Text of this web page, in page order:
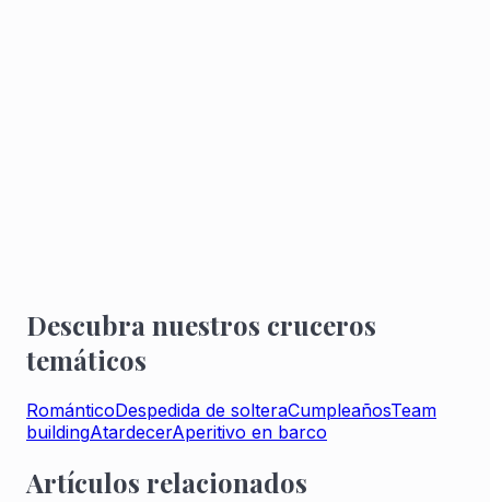
Descubra nuestros cruceros
temáticos
RománticoDespedida de solteraCumpleañosTeam
buildingAtardecerAperitivo en barco
Artículos relacionados